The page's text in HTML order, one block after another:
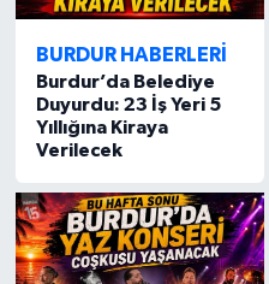
BURDUR HABERLERİ
Burdur’da Belediye
Duyurdu: 23 İş Yeri 5
Yıllığına Kiraya
Verilecek